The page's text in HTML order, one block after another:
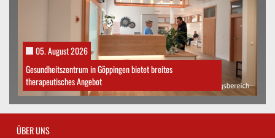
05. August 2026
Gesundheitszentrum in Göppingen bietet breites
therapeutisches Angebot
ÜBER UNS